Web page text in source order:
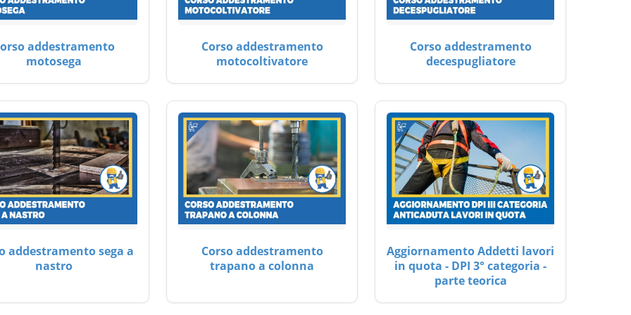
addestramento
motosega
Corso addestramento
motocoltivatore
Corso addestramento
decespugliatore
addestramento sega a
nastro
Corso addestramento
trapano a colonna
Aggiornamento Addetti lavori
in quota - DPI 3° categoria -
parte teorica